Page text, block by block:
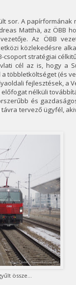
sor. A
Matthä, az ÖBB
Az ÖBB
közlekedésre
stratégiai
cél az is, hogy a
többletköltséget (és
fejlesztések, a
nélküli
és
tervező ügyfél,
össze...